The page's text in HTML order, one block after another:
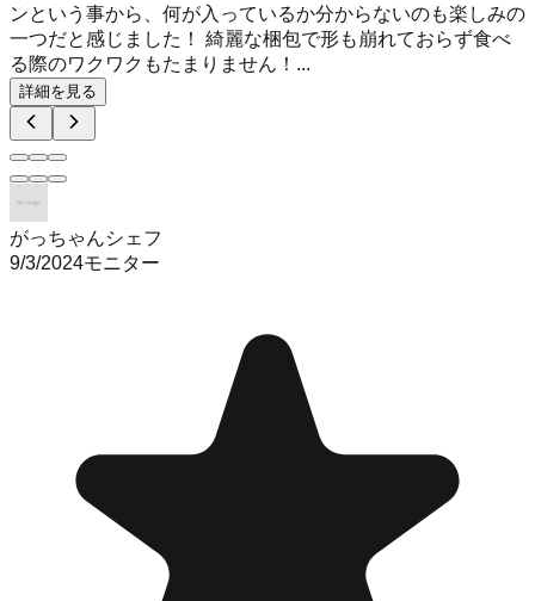
ンという事から、何が入っているか分からないのも楽しみの
一つだと感じました！ 綺麗な梱包で形も崩れておらず食べ
る際のワクワクもたまりません！...
詳細を見る
がっちゃんシェフ
9/3/2024モニター